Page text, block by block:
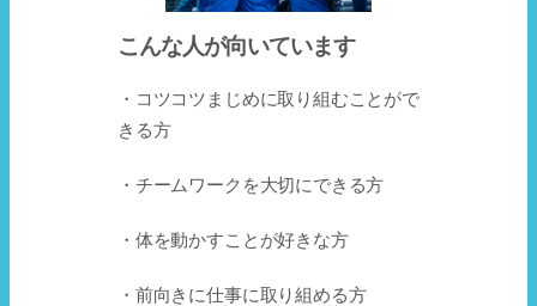
こんな人が向いています
・コツコツまじめに取り組むことがで
きる方
・チームワークを大切にできる方
・体を動かすことが好きな方
・前向きに仕事に取り組める方